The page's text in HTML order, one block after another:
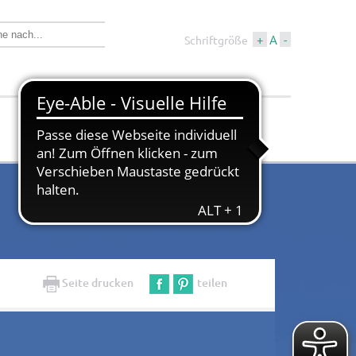
Schriftgröße + A -
Wirtschaft &
Bauen
Tourismus &
Kultur
Seite drucken teilen